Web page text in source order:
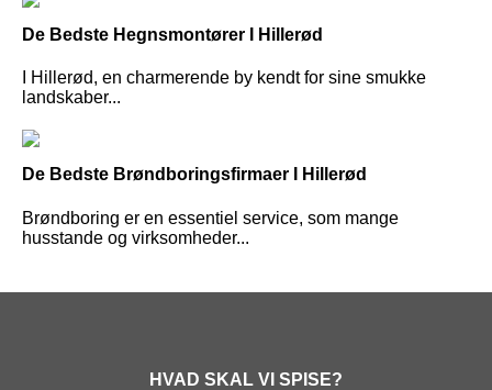
De Bedste Hegnsmontører I Hillerød
I Hillerød, en charmerende by kendt for sine smukke
landskaber...
De Bedste Brøndboringsfirmaer I Hillerød
Brøndboring er en essentiel service, som mange
husstande og virksomheder...
HVAD SKAL VI SPISE?